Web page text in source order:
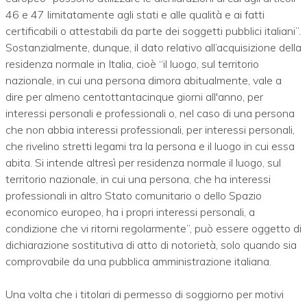
46 e 47 limitatamente agli stati e alle qualità e ai fatti
certificabili o attestabili da parte dei soggetti pubblici italiani”.
Sostanzialmente, dunque, il dato relativo all’acquisizione della
residenza normale in Italia, cioè “il luogo, sul territorio
nazionale, in cui una persona dimora abitualmente, vale a
dire per almeno centottantacinque giorni all'anno, per
interessi personali e professionali o, nel caso di una persona
che non abbia interessi professionali, per interessi personali,
che rivelino stretti legami tra la persona e il luogo in cui essa
abita. Si intende altresì per residenza normale il luogo, sul
territorio nazionale, in cui una persona, che ha interessi
professionali in altro Stato comunitario o dello Spazio
economico europeo, ha i propri interessi personali, a
condizione che vi ritorni regolarmente”, può essere oggetto di
dichiarazione sostitutiva di atto di notorietà, solo quando sia
comprovabile da una pubblica amministrazione italiana.
Una volta che i titolari di permesso di soggiorno per motivi